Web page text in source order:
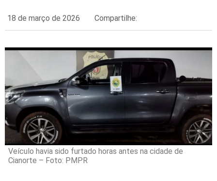
18 de março de 2026 Compartilhe:
Veículo havia sido furtado horas antes na cidade de
Cianorte – Foto: PMPR